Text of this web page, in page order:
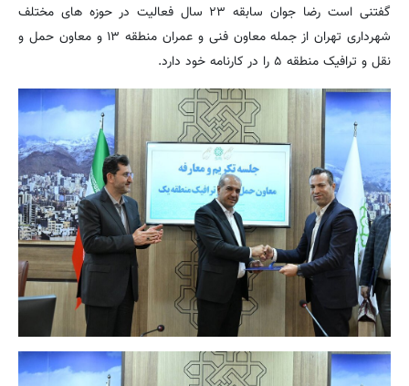
گفتنی است رضا جوان سابقه ۲۳ سال فعالیت در حوزه های مختلف
شهرداری تهران از جمله معاون فنی و عمران منطقه ۱۳ و معاون حمل و
نقل و ترافیک منطقه ۵ را در کارنامه خود دارد.